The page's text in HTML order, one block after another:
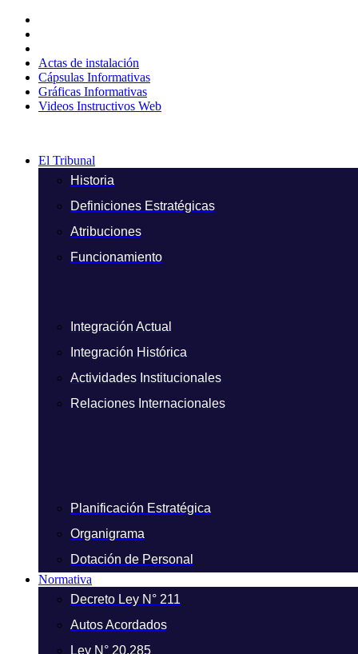
contenido
Actas de instalación
Cápsulas Informativas
Gráficas Informativas
Videos Instructivos Web
El Tribunal
Historia
Definiciones Estratégicas
Atribuciones
Funcionamiento
Integración Actual
Integración Histórica
Actividades Institucionales
Relaciones Internacionales
Planificación Estratégica
Organigrama
Dotación de Personal
Normativa
Decreto Ley N° 211
Autos Acordados
Ley N° 20.285